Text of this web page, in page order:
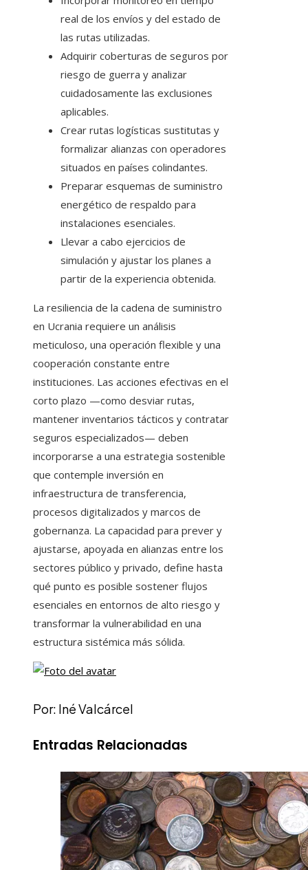
real de los envíos y del estado de
las rutas utilizadas.
Adquirir coberturas de seguros por
riesgo de guerra y analizar
cuidadosamente las exclusiones
aplicables.
Crear rutas logísticas sustitutas y
formalizar alianzas con operadores
situados en países colindantes.
Preparar esquemas de suministro
energético de respaldo para
instalaciones esenciales.
Llevar a cabo ejercicios de
simulación y ajustar los planes a
partir de la experiencia obtenida.
La resiliencia de la cadena de suministro
en Ucrania requiere un análisis
meticuloso, una operación flexible y una
cooperación constante entre
instituciones. Las acciones efectivas en el
corto plazo —como desviar rutas,
mantener inventarios tácticos y contratar
seguros especializados— deben
incorporarse a una estrategia sostenible
que contemple inversión en
infraestructura de transferencia,
procesos digitalizados y marcos de
gobernanza. La capacidad para prever y
ajustarse, apoyada en alianzas entre los
sectores público y privado, define hasta
qué punto es posible sostener flujos
esenciales en entornos de alto riesgo y
transformar la vulnerabilidad en una
estructura sistémica más sólida.
Por: Iné Valcárcel
Entradas Relacionadas